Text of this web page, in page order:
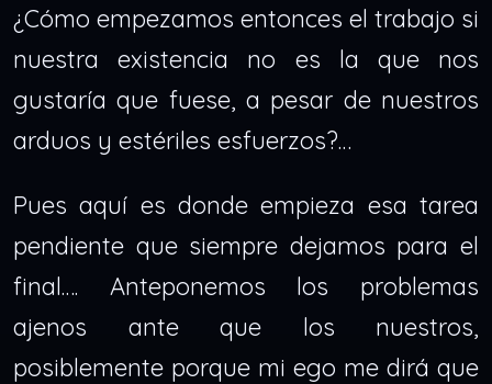
¿Cómo empezamos entonces el trabajo si
nuestra existencia no es la que nos
gustaría que fuese, a pesar de nuestros
arduos y estériles esfuerzos?…
Pues aquí es donde empieza esa tarea
pendiente que siempre dejamos para el
final…. Anteponemos los problemas
ajenos ante que los nuestros,
posiblemente porque mi ego me dirá que